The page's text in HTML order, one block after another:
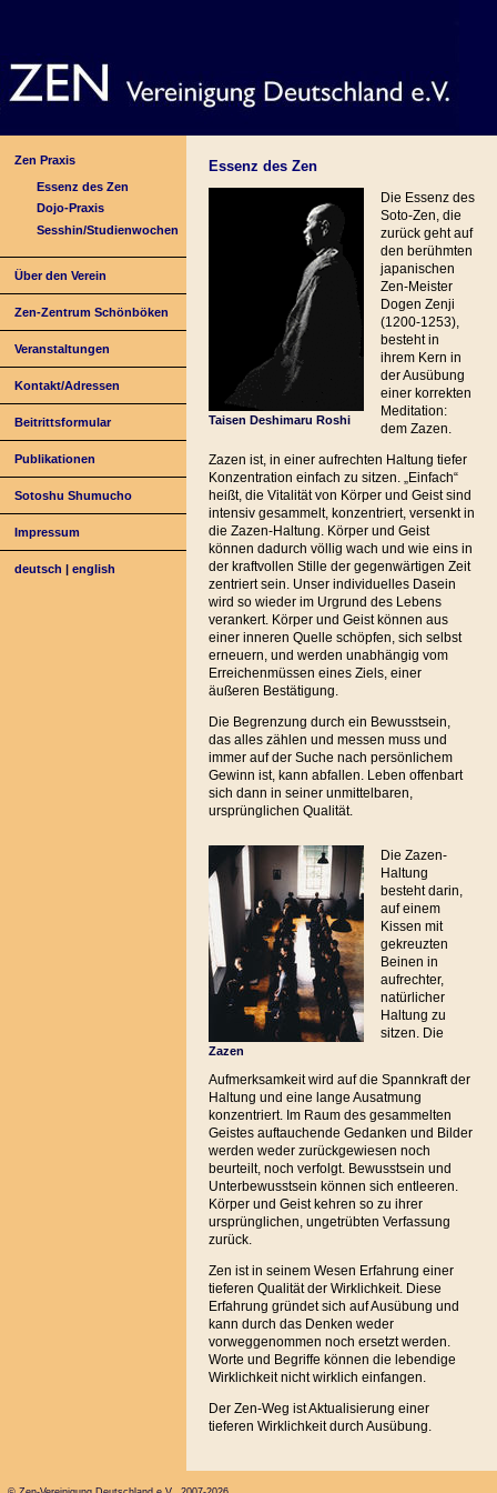
Zen Praxis
Essenz des Zen
Dojo-Praxis
Sesshin/Studienwochen
Über den Verein
Zen-Zentrum Schönböken
Veranstaltungen
Kontakt/Adressen
Beitrittsformular
Publikationen
Sotoshu Shumucho
Impressum
deutsch |english
Essenz des Zen
Taisen Deshimaru Roshi
Die Essenz des
Soto-Zen, die
zurück geht auf
den berühmten
japanischen
Zen-Meister
Dogen Zenji
(1200-1253),
besteht in
ihrem Kern in
der Ausübung
einer korrekten
Meditation:
dem Zazen.
Zazen ist, in einer aufrechten Haltung tiefer
Konzentration einfach zu sitzen. „Einfach“
heißt, die Vitalität von Körper und Geist sind
intensiv gesammelt, konzentriert, versenkt in
die Zazen-Haltung. Körper und Geist
können dadurch völlig wach und wie eins in
der kraftvollen Stille der gegenwärtigen Zeit
zentriert sein. Unser individuelles Dasein
wird so wieder im Urgrund des Lebens
verankert. Körper und Geist können aus
einer inneren Quelle schöpfen, sich selbst
erneuern, und werden unabhängig vom
Erreichenmüssen eines Ziels, einer
äußeren Bestätigung.
Die Begrenzung durch ein Bewusstsein,
das alles zählen und messen muss und
immer auf der Suche nach persönlichem
Gewinn ist, kann abfallen. Leben offenbart
sich dann in seiner unmittelbaren,
ursprünglichen Qualität.
Zazen
Die Zazen-
Haltung
besteht darin,
auf einem
Kissen mit
gekreuzten
Beinen in
aufrechter,
natürlicher
Haltung zu
sitzen. Die
Aufmerksamkeit wird auf die Spannkraft der
Haltung und eine lange Ausatmung
konzentriert. Im Raum des gesammelten
Geistes auftauchende Gedanken und Bilder
werden weder zurückgewiesen noch
beurteilt, noch verfolgt. Bewusstsein und
Unterbewusstsein können sich entleeren.
Körper und Geist kehren so zu ihrer
ursprünglichen, ungetrübten Verfassung
zurück.
Zen ist in seinem Wesen Erfahrung einer
tieferen Qualität der Wirklichkeit. Diese
Erfahrung gründet sich auf Ausübung und
kann durch das Denken weder
vorweggenommen noch ersetzt werden.
Worte und Begriffe können die lebendige
Wirklichkeit nicht wirklich einfangen.
Der Zen-Weg ist Aktualisierung einer
tieferen Wirklichkeit durch Ausübung.